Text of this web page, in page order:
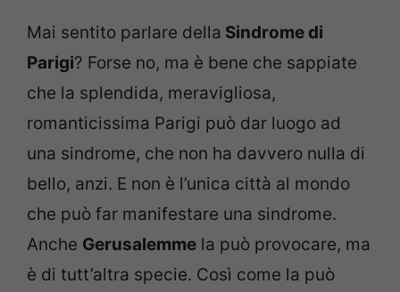
Mai sentito parlare della Sindrome di
Parigi? Forse no, ma è bene che sappiate
che la splendida, meravigliosa,
romanticissima Parigi può dar luogo ad
una sindrome, che non ha davvero nulla di
bello, anzi. E non è l’unica città al mondo
che può far manifestare una sindrome.
Anche Gerusalemme la può provocare, ma
è di tutt’altra specie. Così come la può